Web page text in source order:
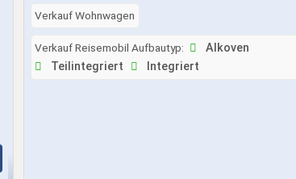
Verkauf Wohnwagen
Verkauf Reisemobil Aufbautyp:
Alkoven
Teilintegriert
Integriert